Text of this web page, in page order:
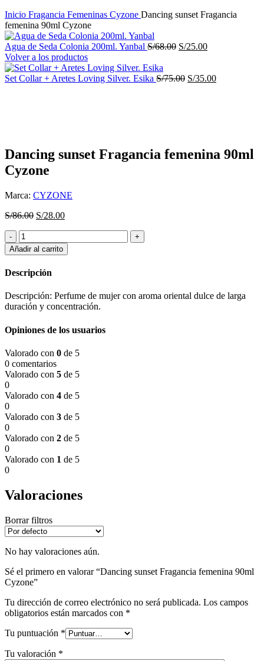
Inicio Fragancia Femeninas Cyzone Dancing sunset Fragancia
femenina 90ml Cyzone
Agua de Seda Colonia 200ml. Yanbal S/68.00 El
era:
S/25.00El
es:
Volver a los productos
Set Collar + Aretes Loving Silver. Esika S/75.00 El
S/35.00El
Dancing sunset Fragancia femenina 90ml
Cyzone
Marca: CYZONE
S/86.00 El
era:
S/86.00.
S/28.00El
es:
S/28.00.
Dancing
sunset
Fragancia
femenina
90ml
cantidad
Añadir al carrito
Descripción
Descripción: Perfume de mujer con aroma oriental dulce de larga
duración y concentración.
Opiniones de los usuarios
Valorado con 0 de 5
0 comentarios
Valorado con 5 de 5
0
Valorado con 4 de 5
0
Valorado con 3 de 5
0
Valorado con 2 de 5
0
Valorado con 1 de 5
0
Valoraciones
Borrar filtros
No hay valoraciones aún.
Sé el primero en valorar “Dancing sunset Fragancia femenina 90ml
Cyzone”
Tu dirección de correo electrónico no será publicada. Los campos
obligatorios están marcados con *
Tu puntuación *
Tu valoración *